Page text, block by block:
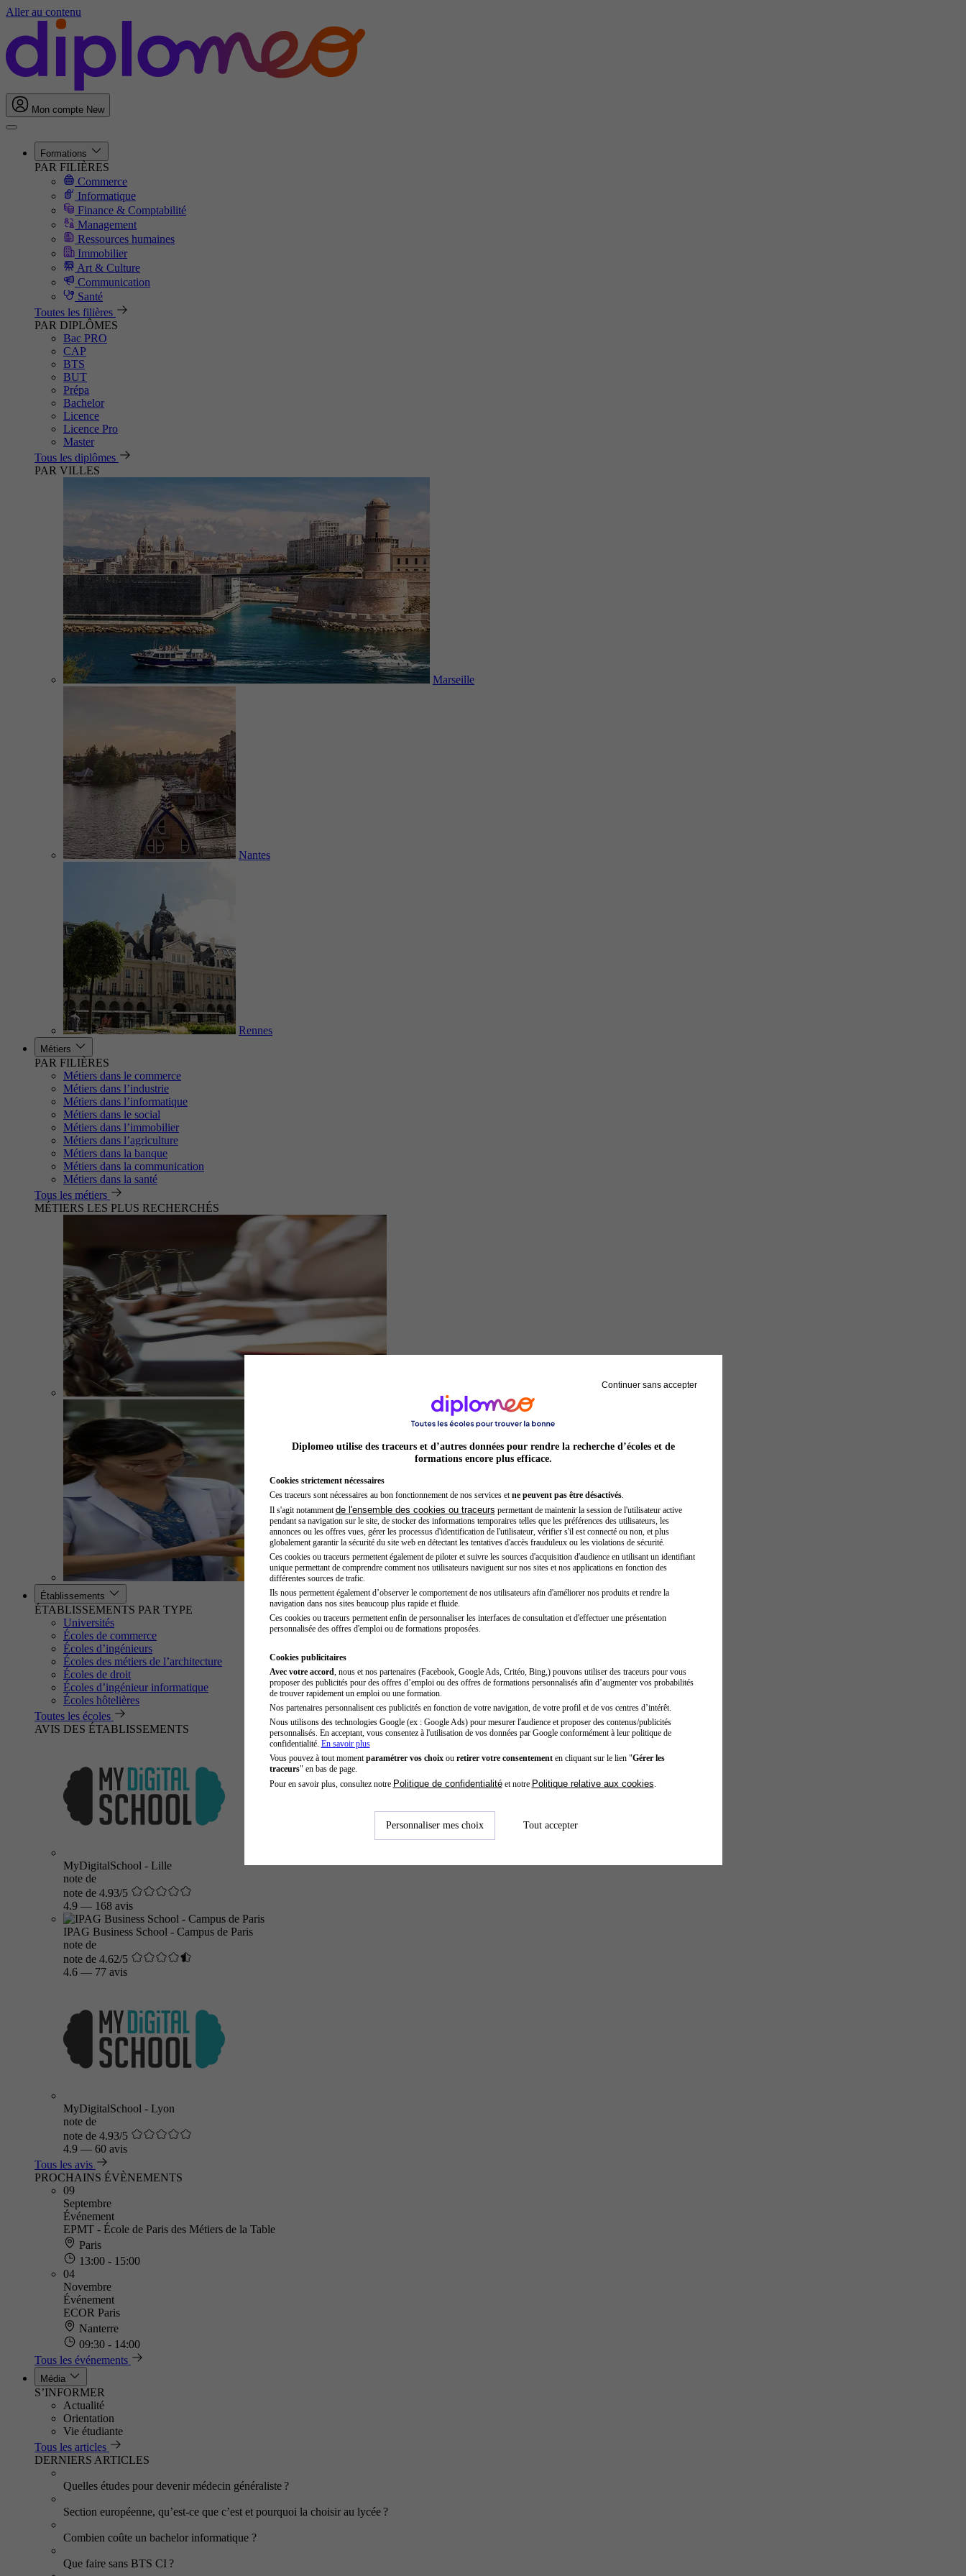
Aller au contenu
Mon compte New
Formations
PAR FILIÈRES
Commerce
Informatique
Finance & Comptabilité
Management
Ressources humaines
Immobilier
Art & Culture
Communication
Santé
Toutes les filières
PAR DIPLÔMES
Bac PRO
CAP
BTS
BUT
Prépa
Bachelor
Licence
Licence Pro
Master
Tous les diplômes
PAR VILLES
Marseille
Nantes
Rennes
Métiers
PAR FILIÈRES
Métiers dans le commerce
Métiers dans l’industrie
Métiers dans l’informatique
Métiers dans le social
Métiers dans l’immobilier
Métiers dans l’agriculture
Métiers dans la banque
Métiers dans la communication
Métiers dans la santé
Tous les métiers
MÉTIERS LES PLUS RECHERCHÉS
Établissements
ÉTABLISSEMENTS PAR TYPE
Universités
Écoles de commerce
Écoles d’ingénieurs
Écoles des métiers de l’architecture
Écoles de droit
Écoles d’ingénieur informatique
Écoles hôtelières
Toutes les écoles
AVIS DES ÉTABLISSEMENTS
MyDigitalSchool - Lille
note de
note de 4.93/5
4.9 — 168 avis
IPAG Business School - Campus de Paris
note de
note de 4.62/5
4.6 — 77 avis
MyDigitalSchool - Lyon
note de
note de 4.93/5
4.9 — 60 avis
Tous les avis
PROCHAINS ÉVÈNEMENTS
09
Septembre
Événement
EPMT - École de Paris des Métiers de la Table
Paris
13:00 - 15:00
04
Novembre
Événement
ECOR Paris
Nanterre
09:30 - 14:00
Tous les événements
Média
S’INFORMER
Actualité
Orientation
Vie étudiante
Tous les articles
DERNIERS ARTICLES
Quelles études pour devenir médecin généraliste ?
Section européenne, qu’est-ce que c’est et pourquoi la choisir au lycée ?
Combien coûte un bachelor informatique ?
Que faire sans BTS CI ?
Continuer sans accepter
Diplomeo utilise des traceurs et d’autres données pour rendre la recherche d’écoles et de
formations encore plus efficace.
Cookies strictement nécessaires
Ces traceurs sont nécessaires au bon fonctionnement de nos services et ne peuvent pas être désactivés.
Il s'agit notamment de l'ensemble des cookies ou traceurs permettant de maintenir la session de l'utilisateur active
pendant sa navigation sur le site, de stocker des informations temporaires telles que les préférences des utilisateurs, les
annonces ou les offres vues, gérer les processus d'identification de l'utilisateur, vérifier s'il est connecté ou non, et plus
globalement garantir la sécurité du site web en détectant les tentatives d'accès frauduleux ou les violations de sécurité.
Ces cookies ou traceurs permettent également de piloter et suivre les sources d'acquisition d'audience en utilisant un identifiant
unique permettant de comprendre comment nos utilisateurs naviguent sur nos sites et nos applications en fonction des
différentes sources de trafic.
Ils nous permettent également d’observer le comportement de nos utilisateurs afin d'améliorer nos produits et rendre la
navigation dans nos sites beaucoup plus rapide et fluide.
Ces cookies ou traceurs permettent enfin de personnaliser les interfaces de consultation et d'effectuer une présentation
personnalisée des offres d'emploi ou de formations proposées.
Cookies publicitaires
Avec votre accord , nous et nos partenaires (Facebook, Google Ads, Critéo, Bing,) pouvons utiliser des traceurs pour vous
proposer des publicités pour des offres d’emploi ou des offres de formations personnalisés afin d’augmenter vos probabilités
de trouver rapidement un emploi ou une formation.
Nos partenaires personnalisent ces publicités en fonction de votre navigation, de votre profil et de vos centres d’intérêt.
Nous utilisons des technologies Google (ex : Google Ads) pour mesurer l'audience et proposer des contenus/publicités
personnalisés. En acceptant, vous consentez à l'utilisation de vos données par Google conformément à leur politique de
confidentialité. En savoir plus
Vous pouvez à tout moment paramétrer vos choixou retirer votre consentementen cliquant sur le lien "Gérer les
traceurs" en bas de page.
Pour en savoir plus, consultez notre Politique de confidentialitéet notre Politique relative aux cookies
Personnaliser mes choix Tout accepter